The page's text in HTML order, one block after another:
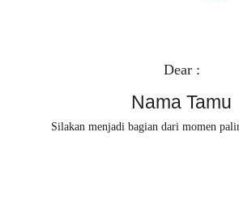
Dear :
Nama Tamu
Silakan menjadi bagian dari momen